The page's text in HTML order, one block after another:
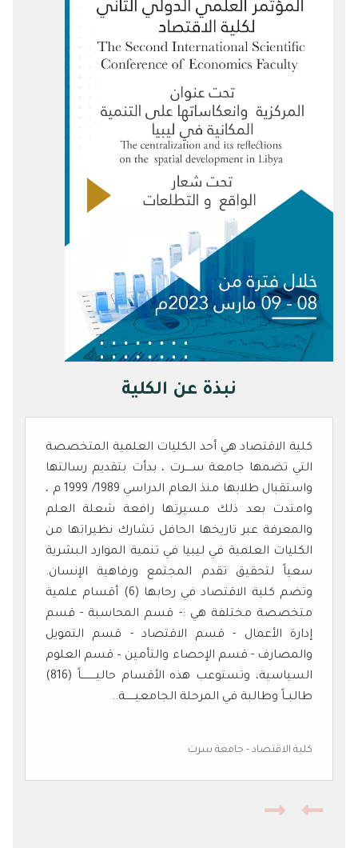
نبذة عن الكلية
كلية الاقتصاد هي أحد الكليات العلمية المتخصصة
التي تضمها جامعة ســــرت ، بدأت بتقديم رسالتها
واستقبال طلابها منذ العام الدراسي 1989/ 1999 م ،
وامتدت بعد ذلك مسيرتها رافعة شعلة العلم
والمعرفة عبر تاريخها الحافل تشارك نظيراتها من
الكليات العلمية في ليبيا في تنمية الموارد البشرية
سعياً لتحقيق تقدم المجتمع ورفاهية الإنسان.
وتضم كلية الاقتصاد في رحابها (6) أقسام علمية
متخصصة مختلفة هي :- قسم المحاسبة - قسم
إدارة الأعمال - قسم الاقتصاد - قسم التمويل
والمصارف - قسم الإحصاء والتأمين – قسم العلوم
السياسية، وتستوعب هذه الأقسام حاليـــــــــاً (816)
طالبــاً وطالبة في المرحلة الجامعيــــــة..
كلية الاقتصاد - جامعة سرت